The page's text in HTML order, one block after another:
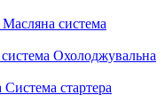
Масляна система
Охолоджувальна
Система стартера